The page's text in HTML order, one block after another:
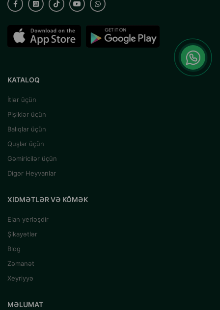
KATALOQ
İtlər üçün
Pişiklər üçün
Balıqlar üçün
Quşlar üçün
Gəmiricilər üçün
Digər Heyvanlar
XIDMƏTLƏR VƏ KÖMƏK
Elan yerləşdir
Şikayətlər
Blog
Zəmanət
Xeyriyyə
MƏLUMAT